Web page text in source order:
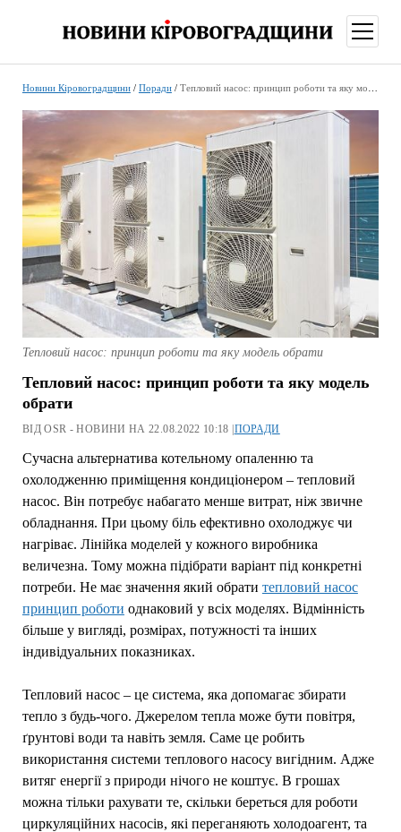
меню
Новини Кіровоградщини/ Поради/ Тепловий насос: принцип роботи та яку модель обрати
Тепловий насос: принцип роботи та яку модель обрати
Тепловий насос: принцип роботи та яку модель
обрати
ВІД OSR - НОВИНИ НА 22.08.2022 10:18 |ПОРАДИ
Сучасна альтернатива котельному опаленню та
охолодженню приміщення кондиціонером – тепловий
насос. Він потребує набагато менше витрат, ніж звичне
обладнання. При цьому біль ефективно охолоджує чи
нагріває. Лінійка моделей у кожного виробника
величезна. Тому можна підібрати варіант під конкретні
потреби. Не має значення який обрати тепловий насос
принцип роботи однаковий у всіх моделях. Відмінність
більше у вигляді, розмірах, потужності та інших
індивідуальних показниках.
Тепловий насос – це система, яка допомагає збирати
тепло з будь-чого. Джерелом тепла може бути повітря,
ґрунтові води та навіть земля. Саме це робить
використання системи теплового насосу вигідним. Адже
витяг енергії з природи нічого не коштує. В грошах
можна тільки рахувати те, скільки береться для роботи
циркуляційних насосів, які переганяють холодоагент, та